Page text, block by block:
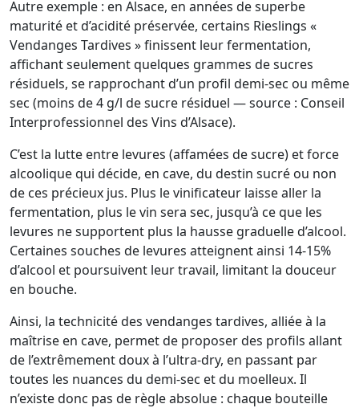
Autre exemple : en Alsace, en années de superbe
maturité et d’acidité préservée, certains Rieslings «
Vendanges Tardives » finissent leur fermentation,
affichant seulement quelques grammes de sucres
résiduels, se rapprochant d’un profil demi-sec ou même
sec (moins de 4 g/l de sucre résiduel — source : Conseil
Interprofessionnel des Vins d’Alsace).
C’est la lutte entre levures (affamées de sucre) et force
alcoolique qui décide, en cave, du destin sucré ou non
de ces précieux jus. Plus le vinificateur laisse aller la
fermentation, plus le vin sera sec, jusqu’à ce que les
levures ne supportent plus la hausse graduelle d’alcool.
Certaines souches de levures atteignent ainsi 14-15%
d’alcool et poursuivent leur travail, limitant la douceur
en bouche.
Ainsi, la technicité des vendanges tardives, alliée à la
maîtrise en cave, permet de proposer des profils allant
de l’extrêmement doux à l’ultra-dry, en passant par
toutes les nuances du demi-sec et du moelleux. Il
n’existe donc pas de règle absolue : chaque bouteille